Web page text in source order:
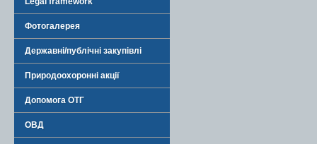
Фотогалерея
Державні/публічні закупівлі
Природоохоронні акції
Допомога ОТГ
ОВД